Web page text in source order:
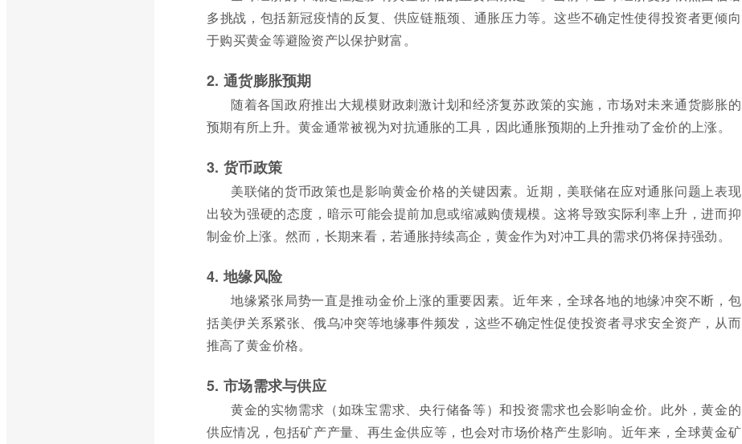
多挑战，包括新冠疫情的反复、供应链瓶颈、通胀压力等。这些不确定性使得投资者更倾向
于购买黄金等避险资产以保护财富。
2. 通货膨胀预期
随着各国政府推出大规模财政刺激计划和经济复苏政策的实施，市场对未来通货膨胀的
预期有所上升。黄金通常被视为对抗通胀的工具，因此通胀预期的上升推动了金价的上涨。
3. 货币政策
美联储的货币政策也是影响黄金价格的关键因素。近期，美联储在应对通胀问题上表现
出较为强硬的态度，暗示可能会提前加息或缩减购债规模。这将导致实际利率上升，进而抑
制金价上涨。然而，长期来看，若通胀持续高企，黄金作为对冲工具的需求仍将保持强劲。
4. 地缘风险
地缘紧张局势一直是推动金价上涨的重要因素。近年来，全球各地的地缘冲突不断，包
括美伊关系紧张、俄乌冲突等地缘事件频发，这些不确定性促使投资者寻求安全资产，从而
推高了黄金价格。
5. 市场需求与供应
黄金的实物需求（如珠宝需求、央行储备等）和投资需求也会影响金价。此外，黄金的
供应情况，包括矿产产量、再生金供应等，也会对市场价格产生影响。近年来，全球黄金矿